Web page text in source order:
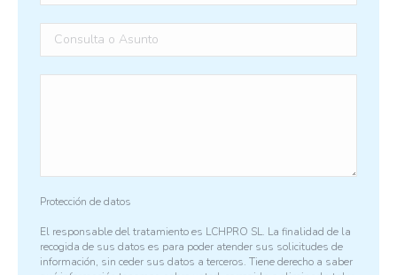
Protección de datos
El responsable del tratamiento es LCHPRO SL. La finalidad de la
recogida de sus datos es para poder atender sus solicitudes de
información, sin ceder sus datos a terceros. Tiene derecho a saber